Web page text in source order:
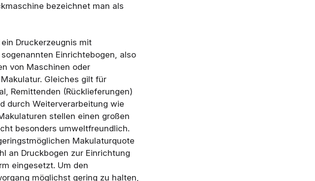
bezeichnet man als
Druckerzeugnis mit
Einrichtebogen, also
von Maschinen oder
Gleiches gilt für
Remittenden (Rücklieferungen)
durch Weiterverarbeitung wie
stellen einen großen
besonders umweltfreundlich.
Makulaturquote
an Druckbogen zur Einrichtung
eingesetzt. Um den
möglichst gering zu halten,